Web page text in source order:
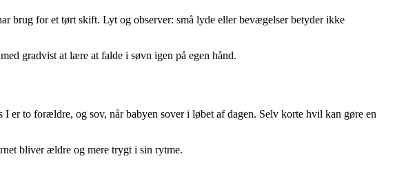
brug for et tørt skift. Lyt og observer: små lyde eller bevægelser betyder ikke
gradvist at lære at falde i søvn igen på egen hånd.
to forældre, og sov, når babyen sover i løbet af dagen. Selv korte hvil kan gøre en
bliver ældre og mere trygt i sin rytme.